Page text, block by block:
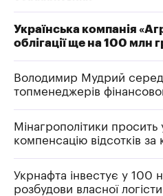
Українська компанія
облігації ще на 100 млн
Володимир Мудрий серед
топменеджерів
Мінагрополітики
компенсацію відсотків за
Укрнафта інвестує у 100
розбудови власної